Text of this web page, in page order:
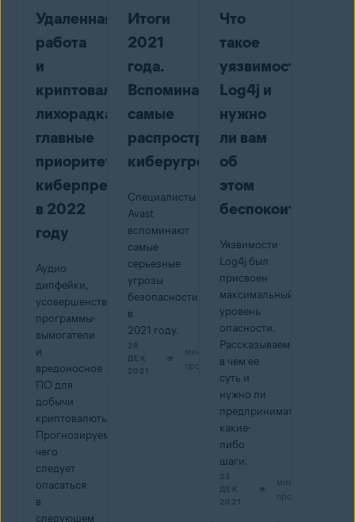
Удаленная
работа
и
криптовалютная
лихорадка:
главные
приоритеты
киберпреступников
в 2022
году
Аудио
дипфейки,
усовершенствованные
программы-
вымогатели
и
вредоносное
ПО для
добычи
криптовалюты.
Прогнозируем,
чего
следует
опасаться
в
следующем
Итоги
2021
года.
Вспоминаем
самые
распространенные
киберугрозы
Специалисты
Avast
вспоминают
самые
серьезные
угрозы
безопасности
в
2021 году.
28
ДЕК
2021
мин на
прочтение
Что
такое
уязвимость
Log4j и
нужно
ли вам
об
этом
беспокоиться
Уязвимости
Log4j был
присвоен
максимальный
уровень
опасности.
Рассказываем,
в чем ее
суть и
нужно ли
предпринимать
какие-
либо
шаги.
23
ДЕК
2021
мин на
прочтение